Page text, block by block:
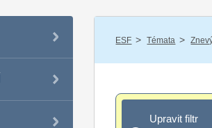
ESF / Témata /
Upravit filtr
Upravit filtr